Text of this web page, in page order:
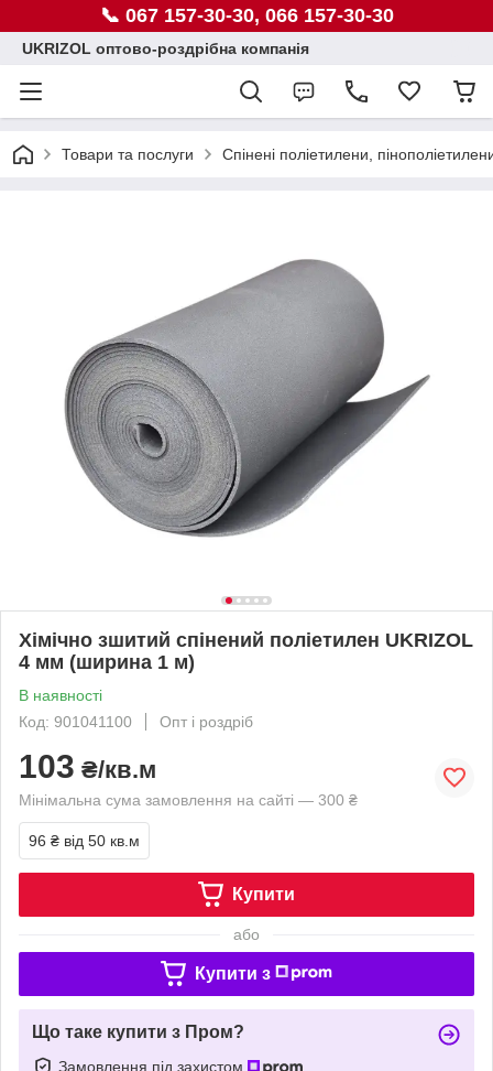
📞 067 157-30-30, 066 157-30-30
UKRIZOL оптово-роздрібна компанія
Товари та послуги Спінені поліетилени,
Хімічно зшитий спінений поліетилен UKRIZOL
4 мм (ширина 1 м)
В наявності
Код: 901041100
Опт і роздріб
103 ₴/кв.м
Мінімальна сума замовлення на сайті — 300 ₴
96 ₴ від 50 кв.м
Купити
або
Купити з
Що таке купити з Пром?
Замовлення під захистом